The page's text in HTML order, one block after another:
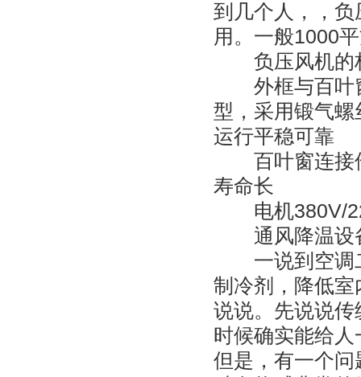
到几个人，，
用。一般1000
负压风机的
外框与百叶窗
型，采用锻气
运行平稳可靠
百叶窗连接件
寿命长
电机380V/
通风降温设
一说到空调二
制冷剂，降低
说说。先说说
时候确实能给
但是，有一个